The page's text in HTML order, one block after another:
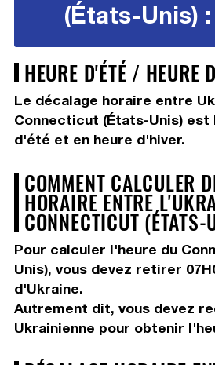
(États-Unis)
HEURE D'ÉTÉ / HEURE
Le décalage horaire entre
Connecticut (États-Unis) est
d'été et en heure d'hiver.
COMMENT CALCULER
HORAIRE ENTRE
CONNECTICUT
Pour calculer l'heure du
Unis), vous devez retirer
d'Ukraine.
Autrement dit, vous devez
Ukrainienne pour obtenir